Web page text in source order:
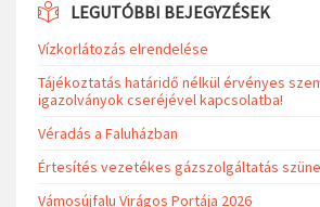
LEGUTÓBBI BEJEGYZÉSEK
Vízkorlátozás elrendelése
Tájékoztatás határidő nélkül érvényes
igazolványok cseréjével kapcsolatba!
Véradás a Faluházban
Értesítés vezetékes gázszolgáltatás
Vámosújfalu Virágos Portája 2026